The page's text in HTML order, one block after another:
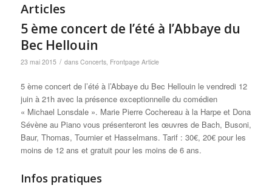
Articles
5 ème concert de l’été à l’Abbaye du
Bec Hellouin
23 mai 2015 / dans Concerts, Frontpage Article
5 ème concert de l’été à l’Abbaye du Bec Hellouin le vendredi 12
juin à 21h avec la présence exceptionnelle du comédien
« Michael Lonsdale ». Marie Pierre Cochereau à la Harpe et Dona
Sévène au Piano vous présenteront les œuvres de Bach, Busoni,
Baur, Thomas, Tournier et Hasselmans. Tarif : 30€, 20€ pour les
moins de 12 ans et gratuit pour les moins de 6 ans.
Infos pratiques